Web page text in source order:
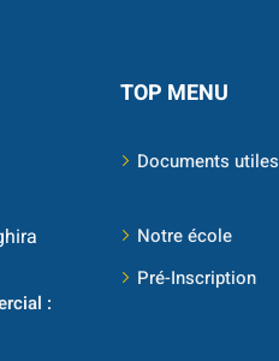
:
TOP MENU
Documents utiles
Notre école
Pré-Inscription